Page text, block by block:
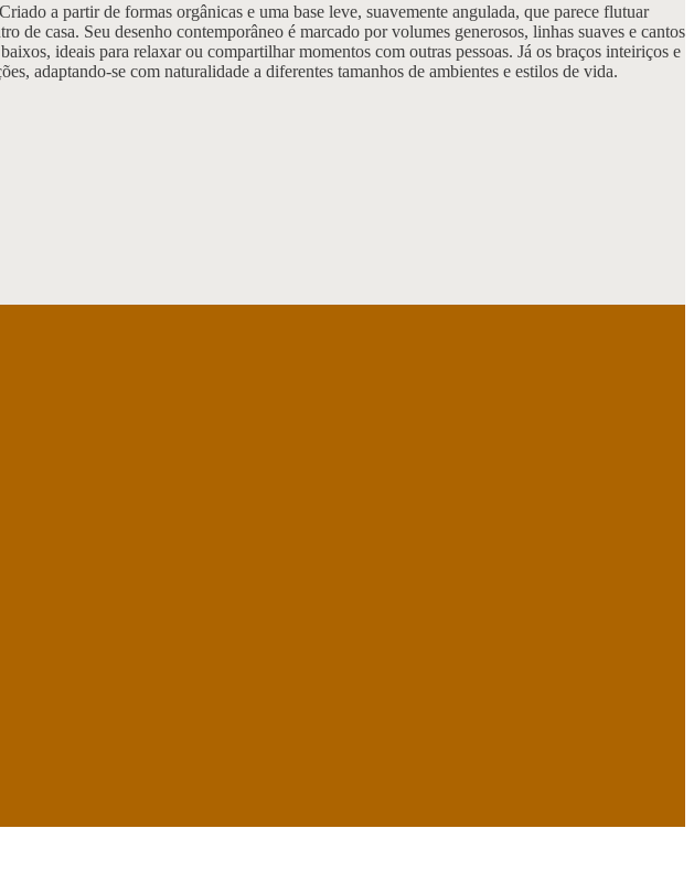
a partir de formas orgânicas e uma base leve, suavemente angulada, que parece flutuar
casa. Seu desenho contemporâneo é marcado por volumes generosos, linhas suaves e cantos
ideais para relaxar ou compartilhar momentos com outras pessoas. Já os braços inteiriços e
adaptando-se com naturalidade a diferentes tamanhos de ambientes e estilos de vida.